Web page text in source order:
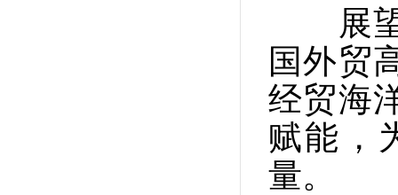
展望
国外贸
经贸海
赋能，
量。